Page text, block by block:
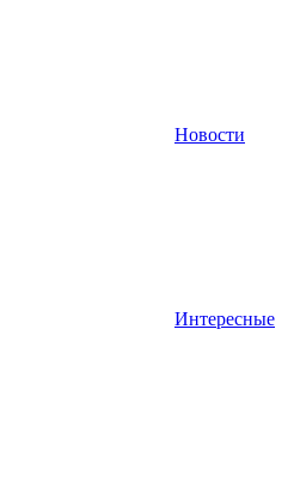
Новости
Интересные